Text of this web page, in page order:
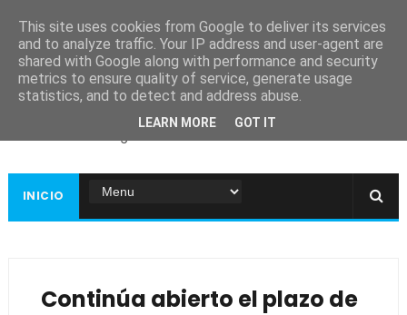
Ayuntamiento de
Guadiana
INICIO
Continúa abierto el plazo de
This site uses cookies from Google to deliver its services
and to analyze traffic. Your IP address and user-agent are
shared with Google along with performance and security
metrics to ensure quality of service, generate usage
statistics, and to detect and address abuse.
LEARN MORE GOT IT